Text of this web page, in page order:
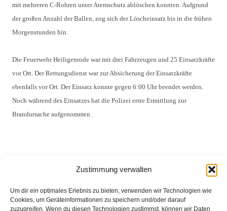
Zustimmung verwalten
Um dir ein optimales Erlebnis zu bieten, verwenden wir Technologien wie
Cookies, um Geräteinformationen zu speichern und/oder darauf
zuzugreifen. Wenn du diesen Technologien zustimmst, können wir Daten
mit mehreren C-Rohren unter Atemschutz ablöschen konnten. Aufgrund
der großen Anzahl der Ballen, zog sich der Löscheinsatz bis in die frühen
Morgenstunden hin.
Die Feuerwehr Heiligenrode war mit drei Fahrzeugen und 25 Einsatzkräfte
vor Ort. Der Rettungsdienst war zur Absicherung der Einsatzkräfte
ebenfalls vor Ort. Der Einsatz konnte gegen 6:00 Uhr beendet werden.
Noch während des Einsatzes hat die Polizei erste Ermittlung zur
Brandursache aufgenommen.